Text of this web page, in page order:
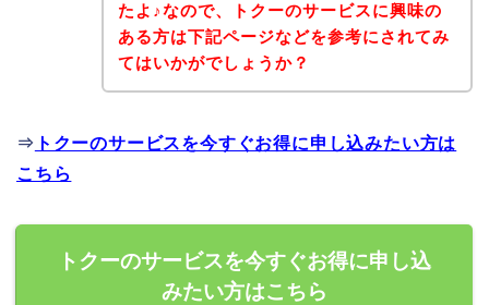
たよ♪なので、トクーのサービスに興味の
ある方は下記ページなどを参考にされてみ
てはいかがでしょうか？
⇒ トクーのサービスを今すぐお得に申し込みたい方は
こちら
トクーのサービスを今すぐお得に申し込
みたい方はこちら